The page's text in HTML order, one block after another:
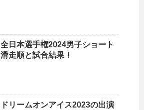
全日本選手権2024男子ショート
滑走順と試合結果！
ドリームオンアイス2023の出演